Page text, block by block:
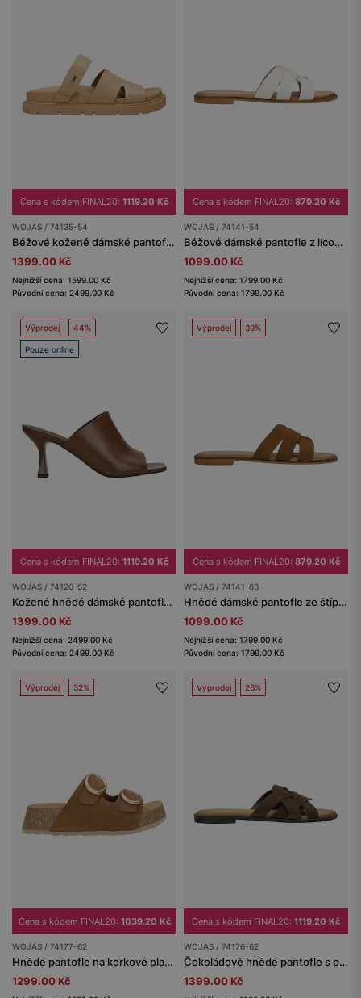
Cena s kódem FINAL20: 1119.20 Kč
WOJAS / 74135-54
Béžové kožené dámské pantofle na masivní podrážce
1399.00 Kč
Nejnižší cena: 1599.00 Kč
Původní cena: 2499.00 Kč
Cena s kódem FINAL20: 879.20 Kč
WOJAS / 74141-54
Béžové dámské pantofle z lícové kůže
1099.00 Kč
Nejnižší cena: 1799.00 Kč
Původní cena: 1799.00 Kč
Výprodej 44%
Pouze online
Cena s kódem FINAL20: 1119.20 Kč
WOJAS / 74120-52
Kožené hnědé dámské pantofle na podpatku
1399.00 Kč
Nejnižší cena: 2499.00 Kč
Původní cena: 2499.00 Kč
Výprodej 39%
Cena s kódem FINAL20: 879.20 Kč
WOJAS / 74141-63
Hnědé dámské pantofle ze štípenky
1099.00 Kč
Nejnižší cena: 1799.00 Kč
Původní cena: 1799.00 Kč
Výprodej 32%
Cena s kódem FINAL20: 1039.20 Kč
WOJAS / 74177-62
Hnědé pantofle na korkové platformě
1299.00 Kč
Výprodej 26%
Cena s kódem FINAL20: 1119.20 Kč
WOJAS / 74176-62
Čokoládově hnědé pantofle s pleteným páskem
1399.00 Kč